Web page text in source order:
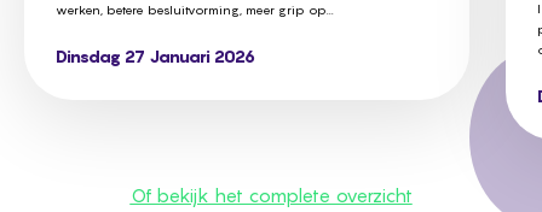
werken, betere besluitvorming, meer grip op...
Dinsdag 27 Januari 2026
Of bekijk het complete overzicht